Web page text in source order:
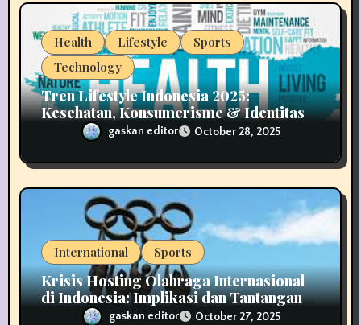
Health Lifestyle
Sports
Technology
Tren Lifestyle Indonesia 2025:
Kesehatan, Konsumerisme & Identitas
Generasi Mudagaskan editor October 28, 2025
International Sports
Krisis Hosting Olahraga Internasional
di Indonesia: Implikasi dan Tantangan
untuk Masa Depan
gaskan editor October 27, 2025